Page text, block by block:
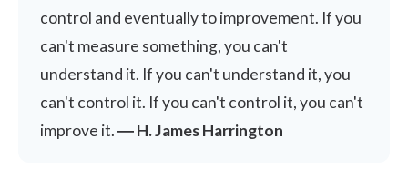
control and eventually to improvement. If you
can't measure something, you can't
understand it. If you can't understand it, you
can't control it. If you can't control it, you can't
improve it.― H. James Harrington